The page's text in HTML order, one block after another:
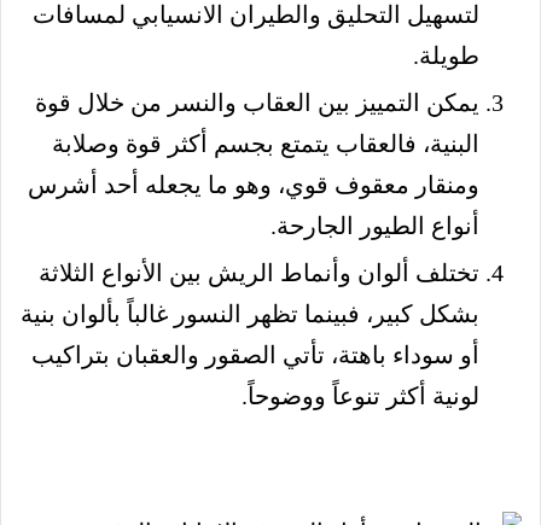
لتسهيل التحليق والطيران الانسيابي لمسافات
طويلة.
يمكن التمييز بين العقاب والنسر من خلال قوة
البنية، فالعقاب يتمتع بجسم أكثر قوة وصلابة
ومنقار معقوف قوي، وهو ما يجعله أحد أشرس
أنواع الطيور الجارحة.
تختلف ألوان وأنماط الريش بين الأنواع الثلاثة
بشكل كبير، فبينما تظهر النسور غالباً بألوان بنية
أو سوداء باهتة، تأتي الصقور والعقبان بتراكيب
لونية أكثر تنوعاً ووضوحاً.